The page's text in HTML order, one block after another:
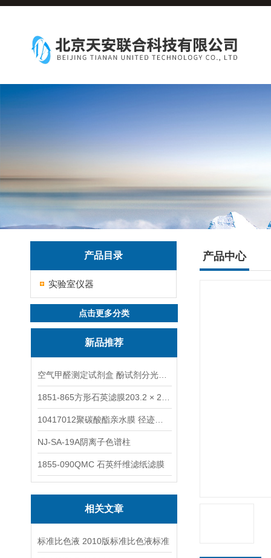
产品目录
实验室仪器
点击更多分类
新品推荐
NJ-SA-19A阴离子色谱柱
1855-090QMC 石英纤维滤纸滤膜
相关文章
标准比色液 2010版标准比色液标准
产品中心